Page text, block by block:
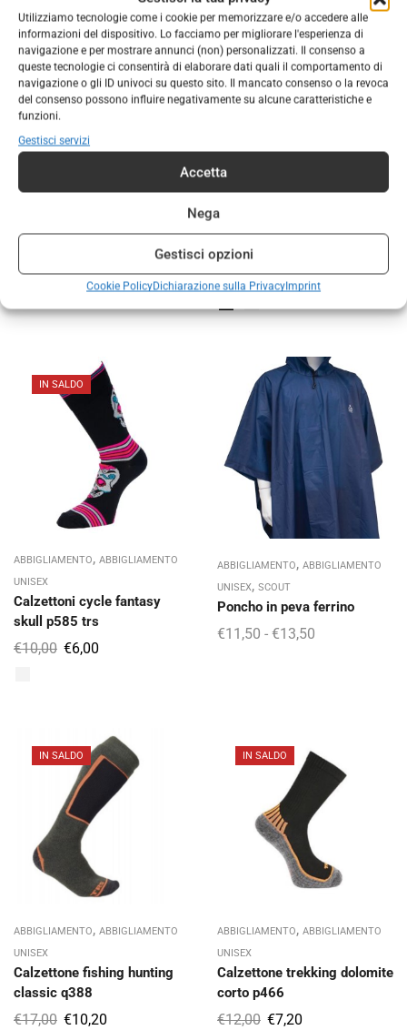
Utilizziamo tecnologie come i cookie per memorizzare e/o accedere alle
informazioni del dispositivo. Lo facciamo per migliorare l'esperienza di
navigazione e per mostrare annunci (non) personalizzati. Il consenso a
queste tecnologie ci consentirà di elaborare dati quali il comportamento di
navigazione o gli ID univoci su questo sito. Il mancato consenso o la revoca
del consenso possono influire negativamente su alcune caratteristiche e
funzioni.
Gestisci servizi
Accetta
Nega
Gestisci opzioni
Cookie PolicyDichiarazione sulla PrivacyImprint
ABBIGLIAMENTO
SCOUT
SCOUT
Felpa cotone wosm
€38,00
IN SALDO
ABBIGLIAMENTO, ABBIGLIAMENTO
UNISEX
Calzettoni cycle fantasy
skull p585 trs
€10,00 €6,00
ABBIGLIAMENTO, ABBIGLIAMENTO
UNISEX, SCOUT
Poncho in peva ferrino
€11,50 - €13,50
IN SALDO
ABBIGLIAMENTO, ABBIGLIAMENTO
UNISEX
Calzettone fishing hunting
classic q388
€17,00 €10,20
IN SALDO
ABBIGLIAMENTO, ABBIGLIAMENTO
UNISEX
Calzettone trekking dolomite
corto p466
€12,00 €7,20